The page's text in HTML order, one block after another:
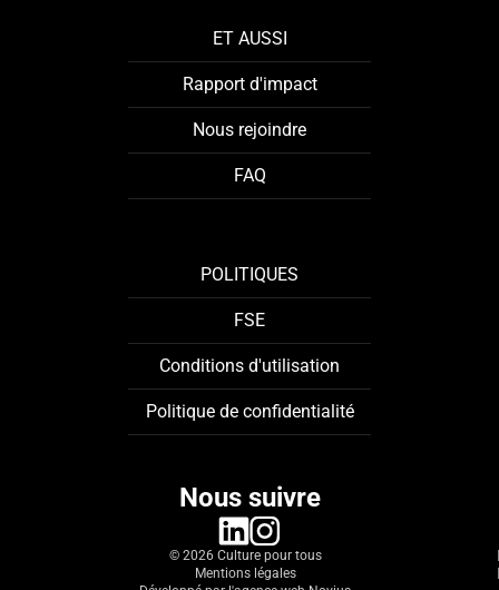
ET AUSSI
Rapport d'impact
Nous rejoindre
FAQ
POLITIQUES
FSE
Conditions d'utilisation
Politique de confidentialité
Nous suivre
linkedininstagram
© 2026 Culture pour tous
Mentions légales